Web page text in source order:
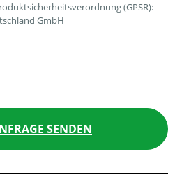
(GPSR):
GmbH
SENDEN